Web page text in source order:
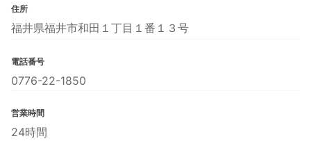
住所
福井県福井市和田１丁目１番１３号
電話番号
0776-22-1850
営業時間
24時間